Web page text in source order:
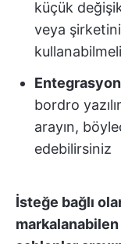
küçük
veya
bordro
arayın,
edebilirsiniz
İsteğe bağlı